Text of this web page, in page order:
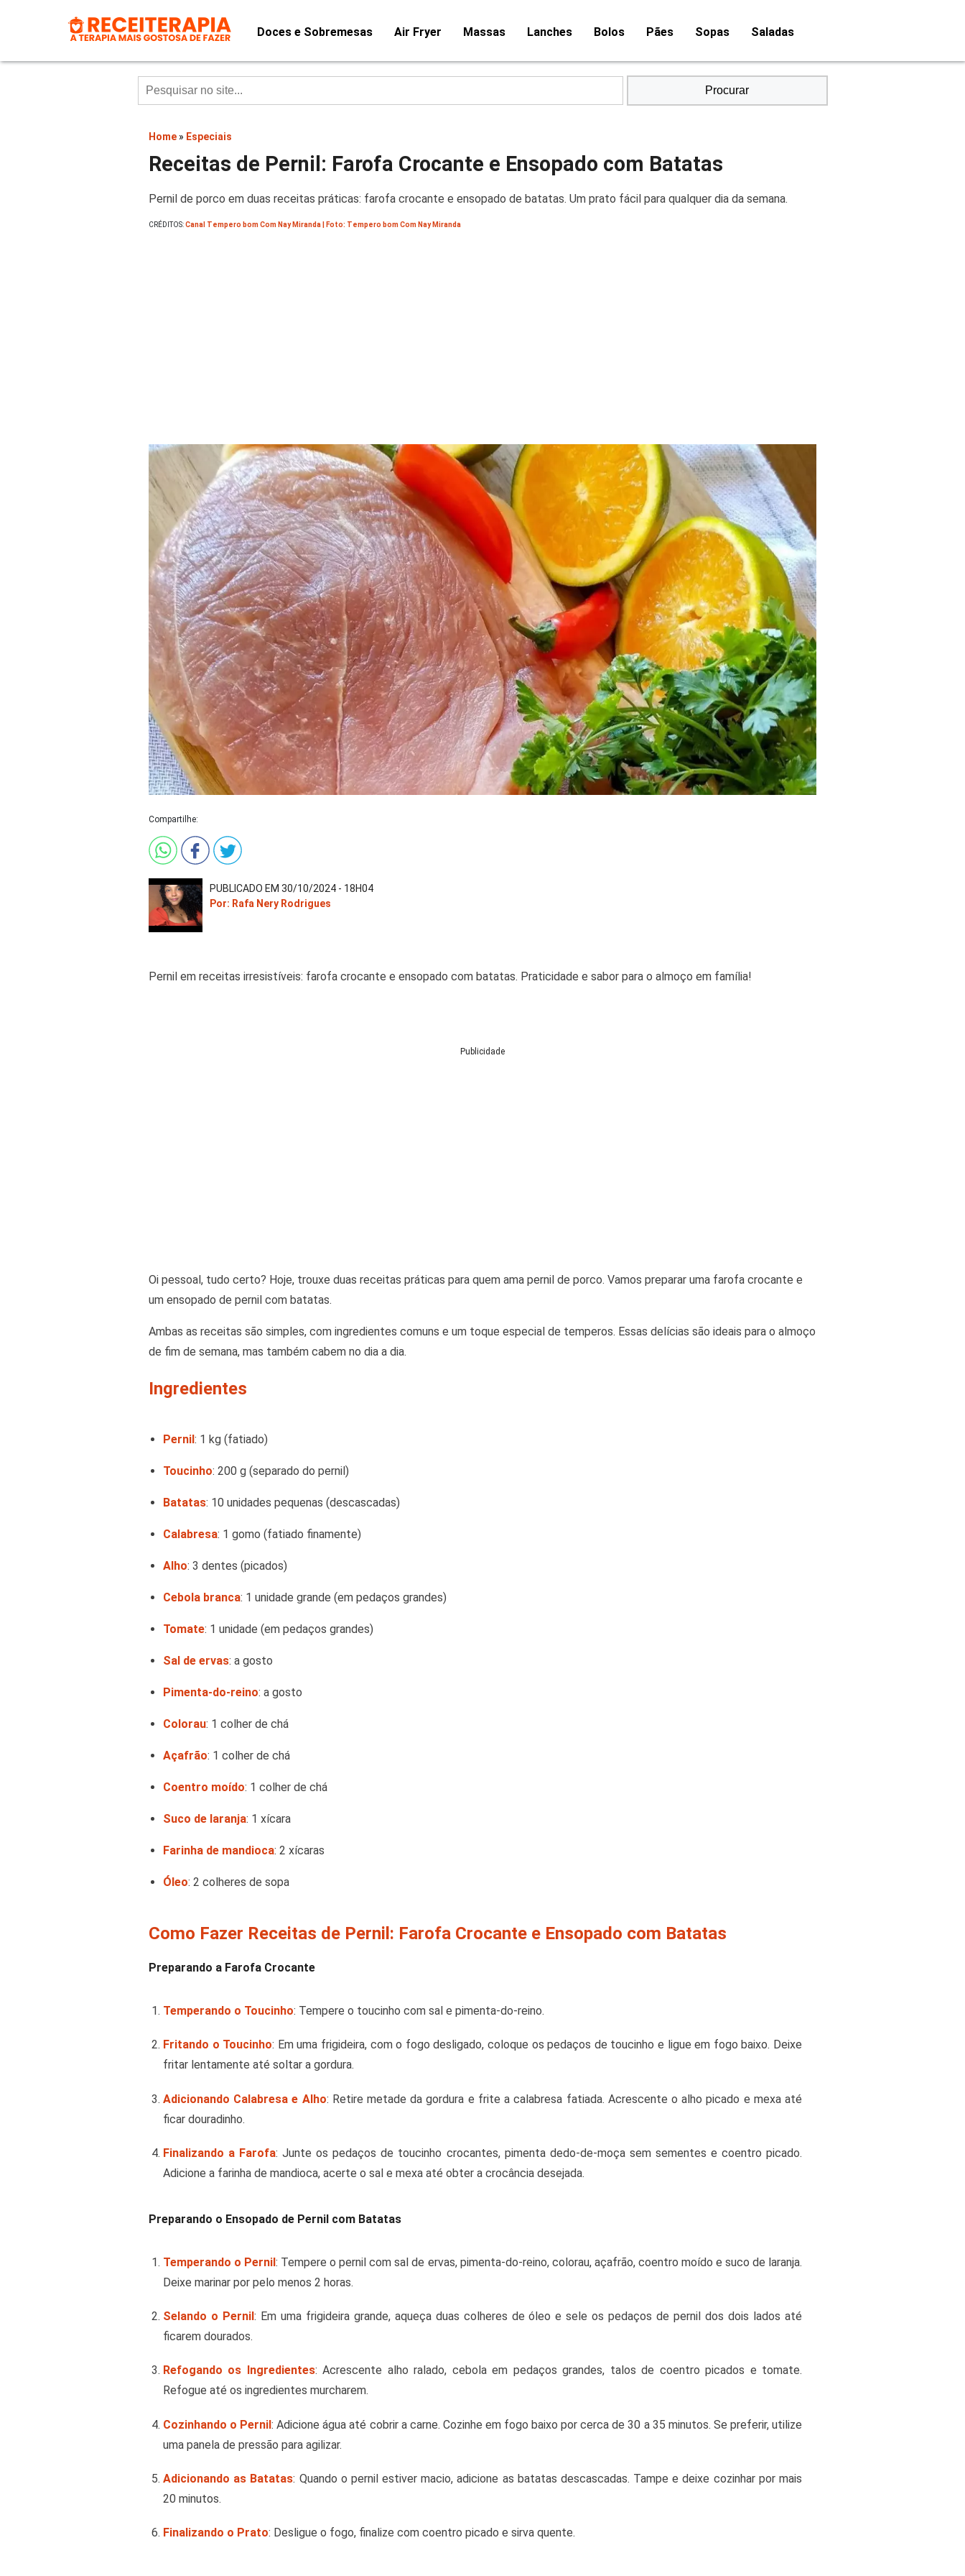
Doces e Sobremesas Air Fryer Massas Lanches Bolos Pães Sopas Saladas
Procurar
Home » Especiais
Receitas de Pernil: Farofa Crocante e Ensopado com Batatas
Pernil de porco em duas receitas práticas: farofa crocante e ensopado de batatas. Um prato fácil para qualquer dia da semana.
CRÉDITOS:Canal Tempero bom Com Nay Miranda | Foto: Tempero bom Com Nay Miranda
Compartilhe:
PUBLICADO EM 30/10/2024 - 18H04
Por: Rafa Nery Rodrigues
Pernil em receitas irresistíveis: farofa crocante e ensopado com batatas. Praticidade e sabor para o almoço em família!
Publicidade
Oi pessoal, tudo certo? Hoje, trouxe duas receitas práticas para quem ama pernil de porco. Vamos preparar uma farofa crocante e
um ensopado de pernil com batatas.
Ambas as receitas são simples, com ingredientes comuns e um toque especial de temperos. Essas delícias são ideais para o almoço
de fim de semana, mas também cabem no dia a dia.
Ingredientes
Pernil : 1 kg (fatiado)
Toucinho: 200 g (separado do pernil)
Batatas: 10 unidades pequenas (descascadas)
Calabresa: 1 gomo (fatiado finamente)
Alho: 3 dentes (picados)
Cebola branca: 1 unidade grande (em pedaços grandes)
Tomate: 1 unidade (em pedaços grandes)
Sal de ervas: a gosto
Pimenta-do-reino: a gosto
Colorau: 1 colher de chá
Açafrão: 1 colher de chá
Coentro moído: 1 colher de chá
Suco de laranja: 1 xícara
Farinha de mandioca: 2 xícaras
Óleo: 2 colheres de sopa
Como Fazer Receitas de Pernil: Farofa Crocante e Ensopado com Batatas
Preparando a Farofa Crocante
Temperando o Toucinho: Tempere o toucinho com sal e pimenta-do-reino.
Fritando o Toucinho: Em uma frigideira, com o fogo desligado, coloque os pedaços de toucinho e ligue em fogo baixo. Deixe
fritar lentamente até soltar a gordura.
Adicionando Calabresa e Alho: Retire metade da gordura e frite a calabresa fatiada. Acrescente o alho picado e mexa até
ficar douradinho.
Finalizando a Farofa: Junte os pedaços de toucinho crocantes, pimenta dedo-de-moça sem sementes e coentro picado.
Adicione a farinha de mandioca, acerte o sal e mexa até obter a crocância desejada.
Preparando o Ensopado de Pernil com Batatas
Temperando o Pernil: Tempere o pernil com sal de ervas, pimenta-do-reino, colorau, açafrão, coentro moído e suco de laranja.
Deixe marinar por pelo menos 2 horas.
Selando o Pernil : Em uma frigideira grande, aqueça duas colheres de óleo e sele os pedaços de pernil dos dois lados até
ficarem dourados.
Refogando os Ingredientes: Acrescente alho ralado, cebola em pedaços grandes, talos de coentro picados e tomate.
Refogue até os ingredientes murcharem.
Cozinhando o Pernil: Adicione água até cobrir a carne. Cozinhe em fogo baixo por cerca de 30 a 35 minutos. Se preferir, utilize
uma panela de pressão para agilizar.
Adicionando as Batatas: Quando o pernil estiver macio, adicione as batatas descascadas. Tampe e deixe cozinhar por mais
20 minutos.
Finalizando o Prato: Desligue o fogo, finalize com coentro picado e sirva quente.